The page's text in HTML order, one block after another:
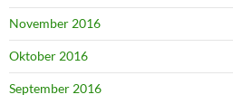
November 2016
Oktober 2016
September 2016